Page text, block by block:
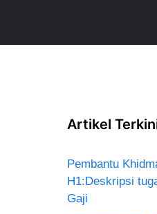
Artikel
Pembantu
H1:Deskripsi
Gaji